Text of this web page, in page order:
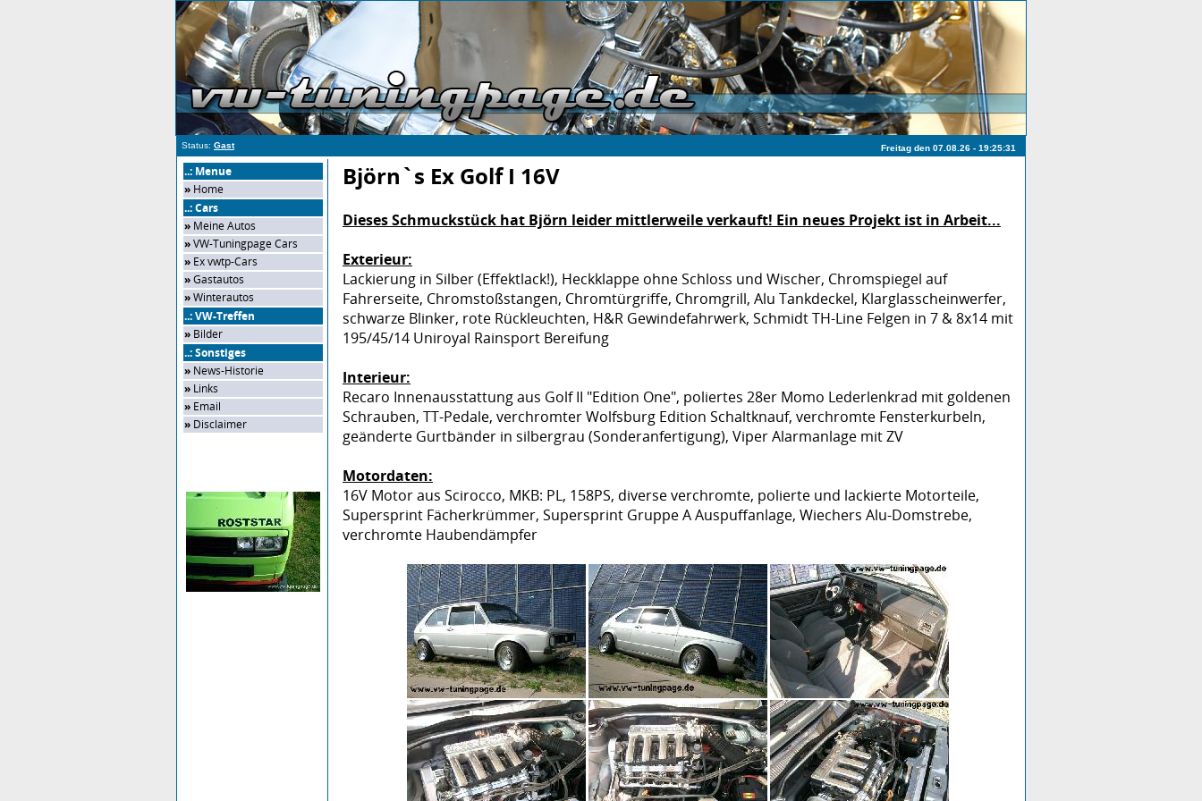
Status: Gast Freitag den 07.08.26 - 19:25:31
..: Menue
» Home
..: Cars
» Meine Autos
»VW-Tuningpage Cars
» Ex vwtp-Cars
»Gastautos
»Winterautos
..: VW-Treffen
» Bilder
..: Sonstiges
» News-Historie
» Links
» Email
» Disclaimer
Björn`s Ex Golf I 16V
Dieses Schmuckstück hat Björn leider mittlerweile verkauft! Ein neues Projekt ist in Arbeit...
Exterieur:
Lackierung in Silber (Effektlack!), Heckklappe ohne Schloss und Wischer, Chromspiegel auf
Fahrerseite, Chromstoßstangen, Chromtürgriffe, Chromgrill, Alu Tankdeckel, Klarglasscheinwerfer,
schwarze Blinker, rote Rückleuchten, H&R Gewindefahrwerk, Schmidt TH-Line Felgen in 7 & 8x14 mit
195/45/14 Uniroyal Rainsport Bereifung
Interieur:
Recaro Innenausstattung aus Golf II "Edition One", poliertes 28er Momo Lederlenkrad mit goldenen
Schrauben, TT-Pedale, verchromter Wolfsburg Edition Schaltknauf, verchromte Fensterkurbeln,
geänderte Gurtbänder in silbergrau (Sonderanfertigung), Viper Alarmanlage mit ZV
Motordaten:
16V Motor aus Scirocco, MKB: PL, 158PS, diverse verchromte, polierte und lackierte Motorteile,
Supersprint Fächerkrümmer, Supersprint Gruppe A Auspuffanlage, Wiechers Alu-Domstrebe,
verchromte Haubendämpfer